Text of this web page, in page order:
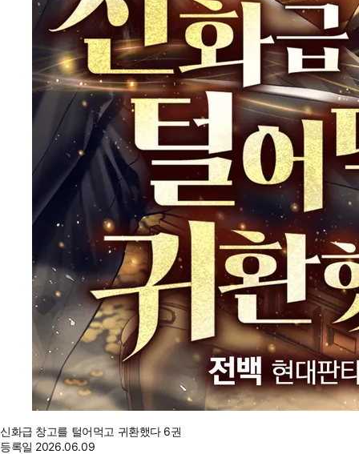
신화급 창고를 털어먹고 귀환했다 6권
등록일 2026.06.09